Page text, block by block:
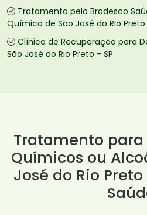
Tratamento pelo Bradesco
Químico de São José do Rio Preto
Clínica de Recuperação para
São José do Rio Preto - SP
Tratamento
Químicos ou
José do Rio